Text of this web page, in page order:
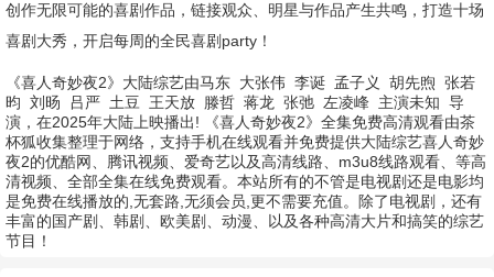
创作无限可能的喜剧作品，链接观众、明星与作品产生共鸣，打造十场
喜剧大秀，开启每周的全民喜剧party！
《喜人奇妙夜2》大陆综艺由马东 大张伟 李诞 孟子义 胡先煦 张若
昀 刘旸 吕严 土豆 王天放 滕哲 蒋龙 张弛 左凌峰 主演未知 导
演，在2025年大陆上映播出! 《喜人奇妙夜2》全集免费高清观看由茶
杯狐收集整理于网络，支持手机在线观看并免费提供大陆综艺喜人奇妙
夜2的优酷网、腾讯视频、爱奇艺以及高清线路、m3u8线路观看、等高
清视频、全部全集在线免费观看。本站所有的不管是电视剧还是电影均
是免费在线播放的,无套路,无须会员,更不需要充值。除了电视剧，还有
丰富的国产剧、韩剧、欧美剧、动漫、以及各种高清大片和搞笑的综艺
节目！